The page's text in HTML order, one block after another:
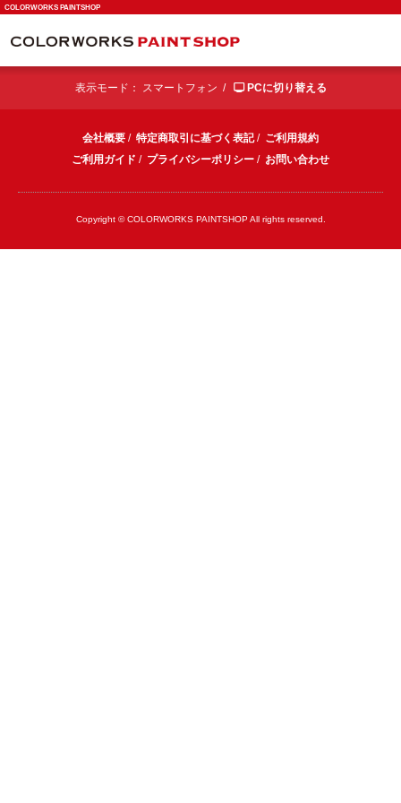
COLORWORKS PAINTSHOP
表示モード： スマートフォン / PCに切り替える
会社概要 / 特定商取引に基づく表記/ ご利用規約
ご利用ガイド / プライバシーポリシー / お問い合わせ
Copyright © COLORWORKS PAINTSHOP All rights reserved.